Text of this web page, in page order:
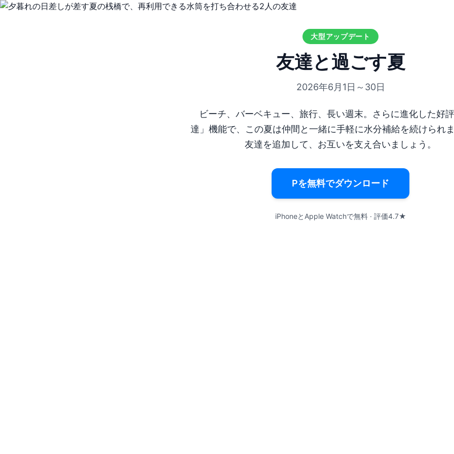
大型アップデート
友達と過ごす夏
2026年6月1日～30日
ビーチ、バーベキュー、旅行、長い週末。さらに進化した好
達」機能で、この夏は仲間と一緒に手軽に水分補給を続けられ
友達を追加して、お互いを支え合いましょう。
Pを無料でダウンロード
iPhoneとApple Watchで無料 · 評価4.7★